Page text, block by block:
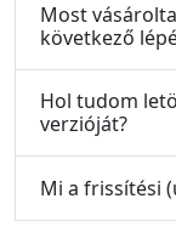
Most
következő
Hol tudom
verzióját?
Mi a frissítési